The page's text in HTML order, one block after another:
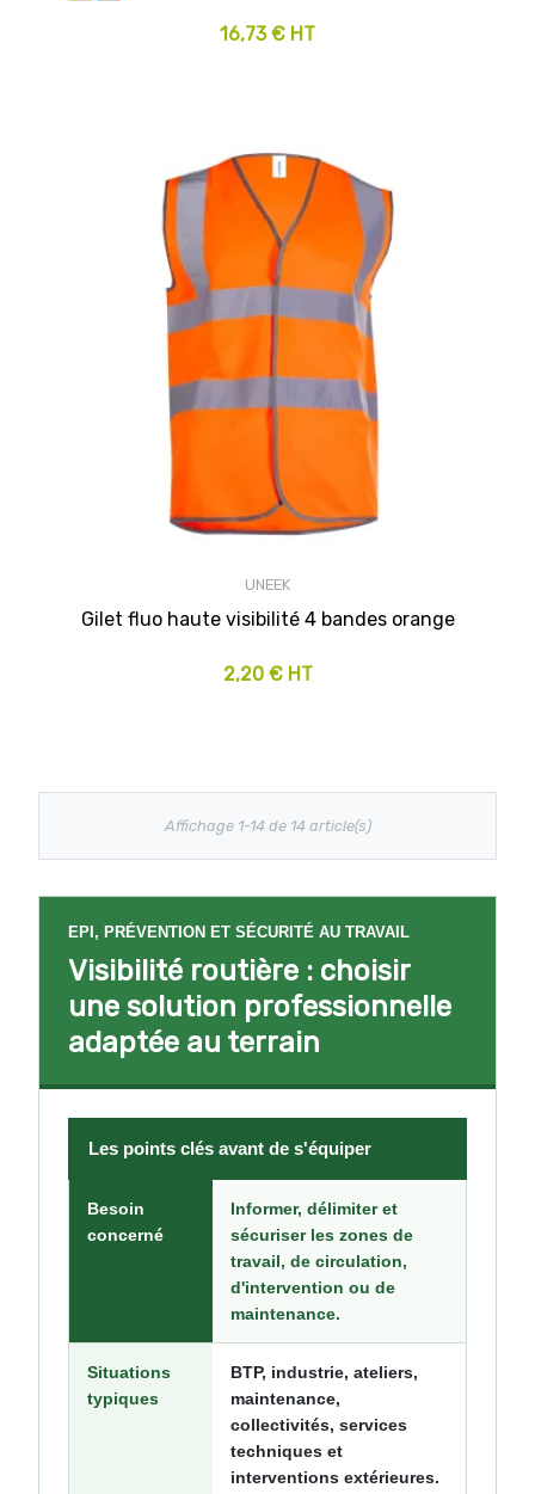
16,73 € HT
UNEEK
Gilet fluo haute visibilité 4 bandes orange
2,20 € HT
Affichage 1-14 de 14 article(s)
EPI, PRÉVENTION ET SÉCURITÉ AU TRAVAIL
Visibilité routière : choisir
une solution professionnelle
adaptée au terrain
Les points clés avant de s'équiper
Besoin
concerné
Informer, délimiter et
sécuriser les zones de
travail, de circulation,
d'intervention ou de
maintenance.
Situations
typiques
BTP, industrie, ateliers,
maintenance,
collectivités, services
techniques et
interventions extérieures.